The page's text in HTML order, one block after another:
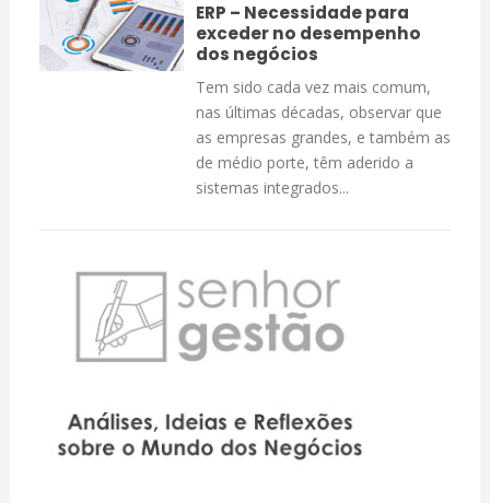
ERP – Necessidade para
exceder no desempenho
dos negócios
Tem sido cada vez mais comum,
nas últimas décadas, observar que
as empresas grandes, e também as
de médio porte, têm aderido a
sistemas integrados...